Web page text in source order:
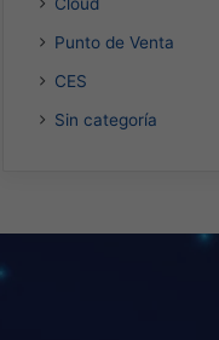
Punto de Venta
CES
Sin categoría